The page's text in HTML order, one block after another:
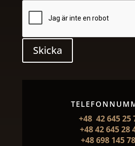
Skicka
+48 42 645 25
+48 42 645 28
+48 698 145